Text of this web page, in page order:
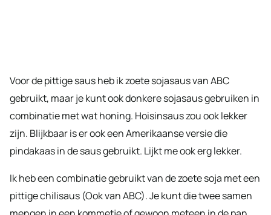
Voor de pittige saus heb ik zoete sojasaus van ABC
gebruikt, maar je kunt ook donkere sojasaus gebruiken in
combinatie met wat honing. Hoisinsaus zou ook lekker
zijn. Blijkbaar is er ook een Amerikaanse versie die
pindakaas in de saus gebruikt. Lijkt me ook erg lekker.
Ik heb een combinatie gebruikt van de zoete soja met een
pittige chilisaus (Ook van ABC). Je kunt die twee samen